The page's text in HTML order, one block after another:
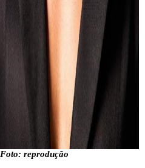
Foto: reprodução